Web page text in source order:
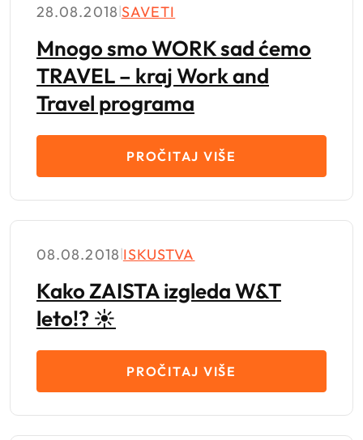
28.08.2018 |SAVETI
Mnogo smo WORK sad ćemo
TRAVEL – kraj Work and
Travel programa
PROČITAJ VIŠE
08.08.2018 |ISKUSTVA
Kako ZAISTA izgleda W&T
leto!? ☀️
PROČITAJ VIŠE